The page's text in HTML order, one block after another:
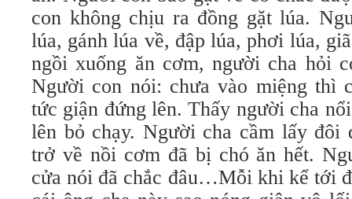
con không chịu ra đồng gặt lúa.
lúa, gánh lúa về, đập lúa, phơi lúa,
ngồi xuống ăn cơm, người cha hỏi
Người con nói: chưa vào miệng thì
tức giận đứng lên. Thấy người cha
lên bỏ chạy. Người cha cầm lấy đôi
trở về nồi cơm đã bị chó ăn hết.
cửa nói đã chắc đâu…Mỗi khi kể tới